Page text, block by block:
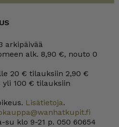
arkipäivää
alk. 8,90 €, nouto 0
20 € tilauksiin 2,90 €
yli 100 € tilauksiin
Lisätietoja.
su klo 9-21 p. 050 60654